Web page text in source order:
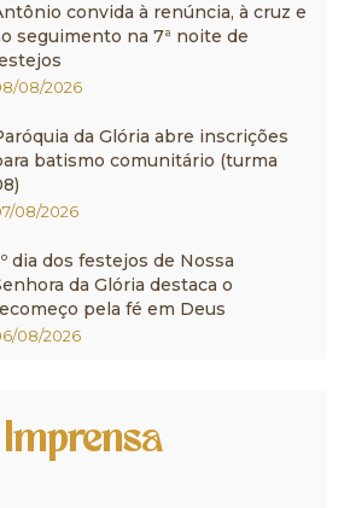
convida à renúncia, à cruz e
seguimento na 7ª noite de
08/2026
da Glória abre inscrições
batismo comunitário (turma
08/2026
dia dos festejos de Nossa
da Glória destaca o
pela fé em Deus
08/2026